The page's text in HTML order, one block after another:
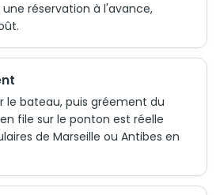
réservation à l'avance,
le bateau, puis gréement du
file sur le ponton est réelle
de Marseille ou Antibes en